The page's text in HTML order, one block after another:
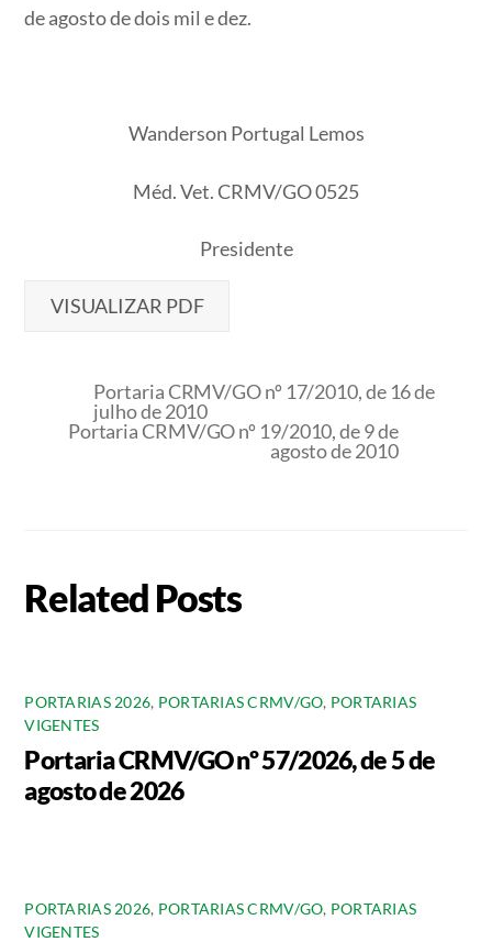
de agosto de dois mil e dez.
Wanderson Portugal Lemos
Méd. Vet. CRMV/GO 0525
Presidente
VISUALIZAR PDF
Portaria CRMV/GO nº 17/2010, de 16 de
julho de 2010
Portaria CRMV/GO nº 19/2010, de 9 de
agosto de 2010
Related Posts
PORTARIAS 2026, PORTARIAS CRMV/GO, PORTARIAS
VIGENTES
Portaria CRMV/GO nº 57/2026, de 5 de
agosto de 2026
PORTARIAS 2026, PORTARIAS CRMV/GO, PORTARIAS
VIGENTES